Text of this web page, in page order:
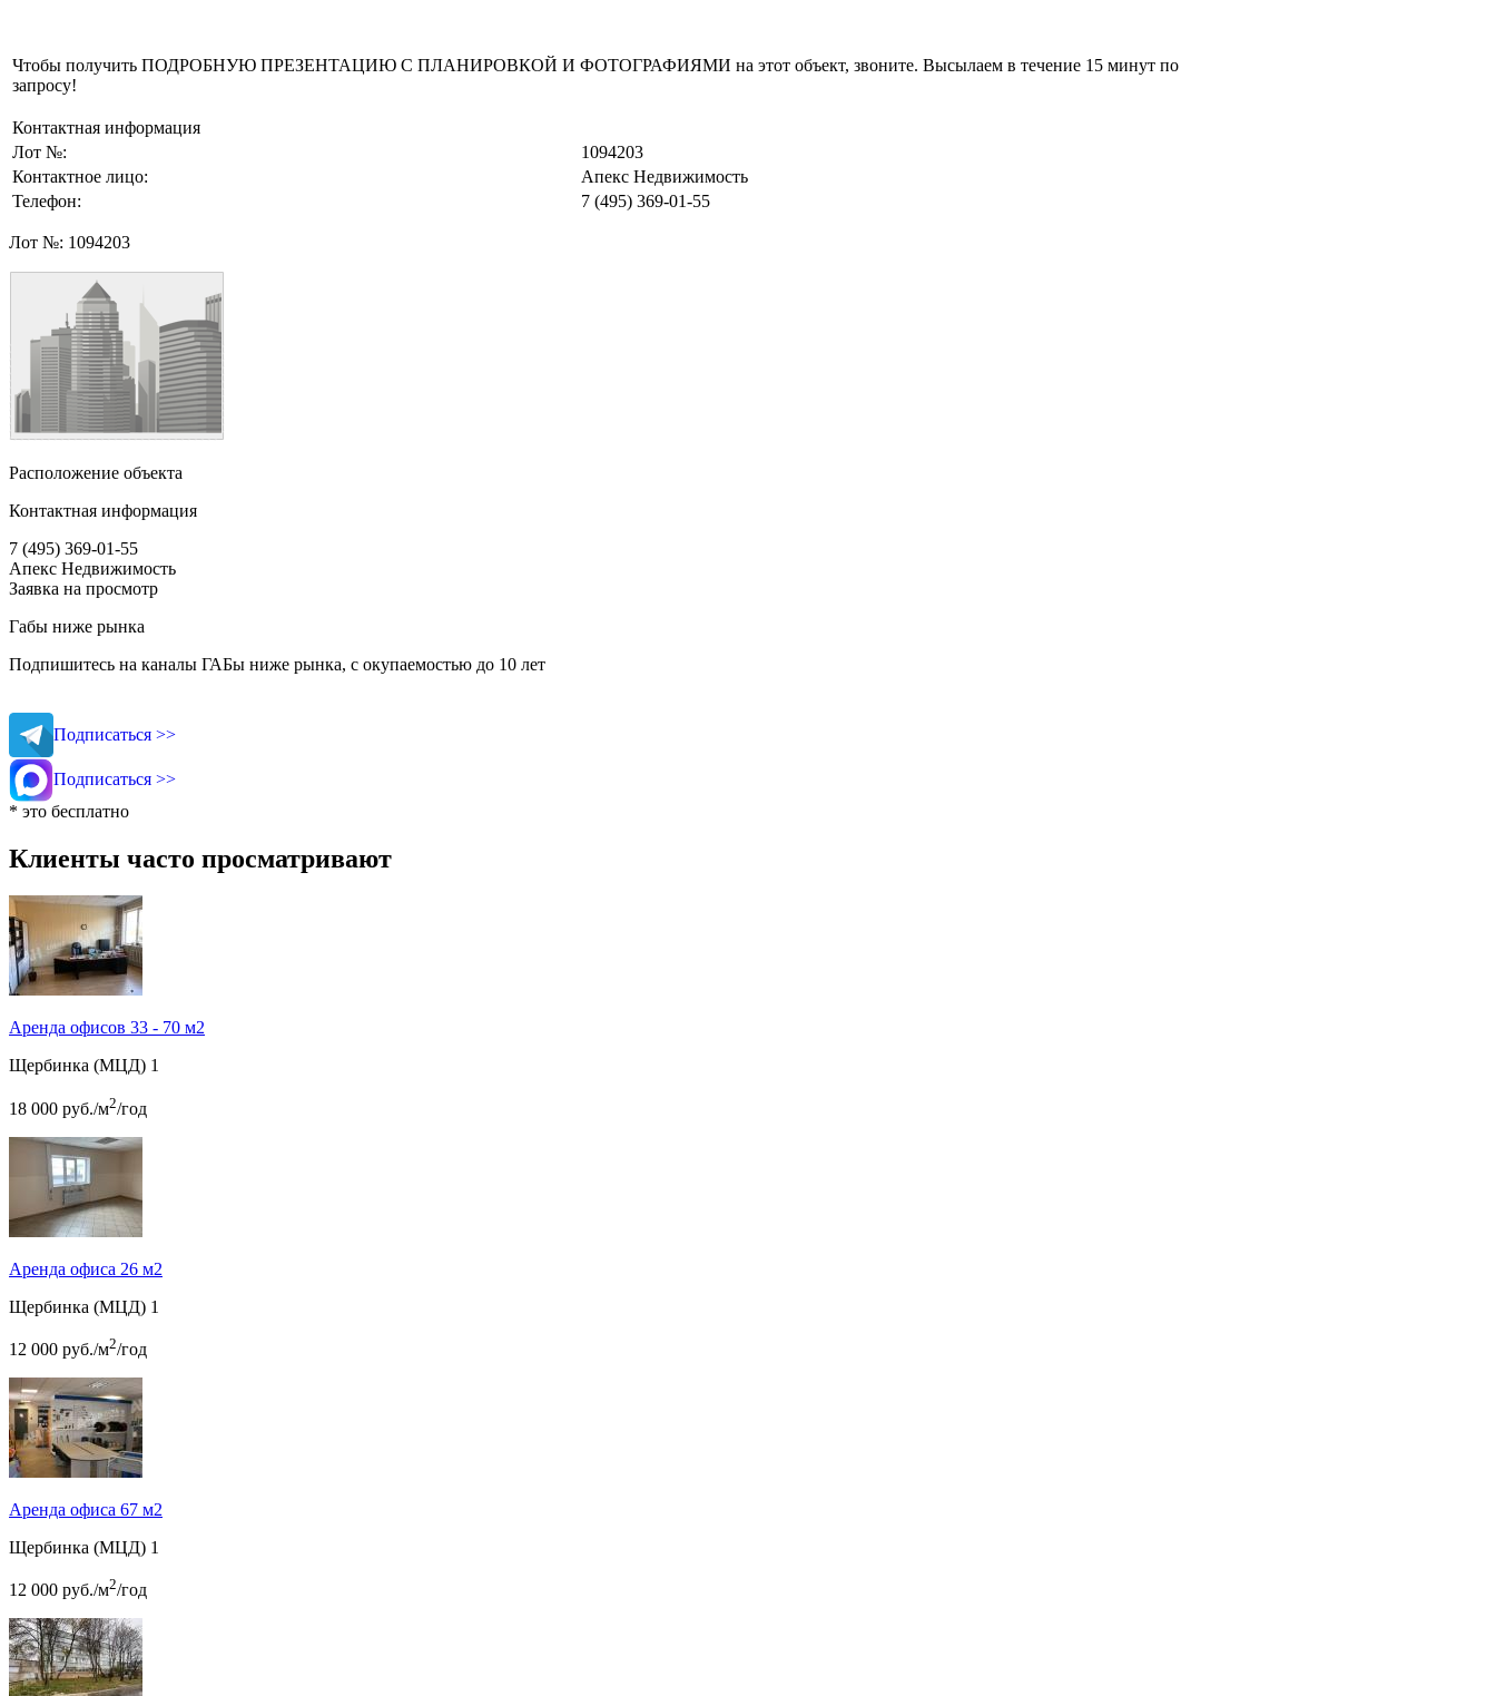
Чтобы получить ПОДРОБНУЮ ПРЕЗЕНТАЦИЮ С ПЛАНИРОВКОЙ И ФОТОГРАФИЯМИ на этот объект, звоните. Высылаем в течение 15 минут по
запросу!
Контактная информация
Лот №:
1094203
Контактное лицо:
Апекс Недвижимость
Телефон:
7 (495) 369-01-55
Лот №: 1094203
Расположение объекта
Контактная информация
7 (495) 369-01-55
Апекс Недвижимость
Заявка на просмотр
Габы ниже рынка
Подпишитесь на каналы ГАБы ниже рынка, с окупаемостью до 10 лет
Подписаться >>
Подписаться >>
* это бесплатно
Клиенты часто просматривают
Аренда офисов 33 - 70 м2
Щербинка (МЦД) 1
18 000 руб./м2/год
Аренда офиса 26 м2
Щербинка (МЦД) 1
12 000 руб./м2/год
Аренда офиса 67 м2
Щербинка (МЦД) 1
12 000 руб./м2/год